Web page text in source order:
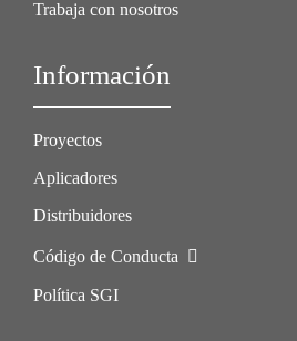
Trabaja con nosotros
Información
Proyectos
Aplicadores
Distribuidores
Código de Conducta
Política SGI